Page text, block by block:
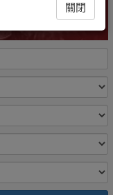
關閉